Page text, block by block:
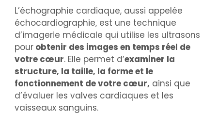
L’échographie cardiaque, aussi appelée
échocardiographie, est une technique
d’imagerie médicale qui utilise les ultrasons
pour obtenir des images en temps réel de
votre cœur. Elle permet d’examiner la
structure, la taille, la forme et le
fonctionnement de votre cœur, ainsi que
d’évaluer les valves cardiaques et les
vaisseaux sanguins.